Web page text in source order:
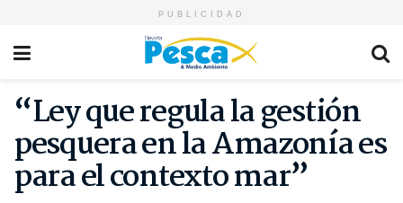
PUBLICIDAD
“Ley que regula la gestión
pesquera en la Amazonía es
para el contexto mar”